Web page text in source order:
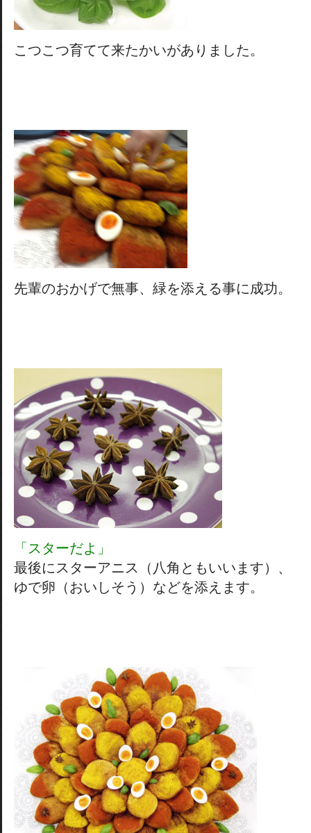
こつこつ育てて来たかいがありました。
先輩のおかげで無事、緑を添える事に成功。
「スターだよ」
最後にスターアニス（八角ともいいます）、
ゆで卵（おいしそう）などを添えます。